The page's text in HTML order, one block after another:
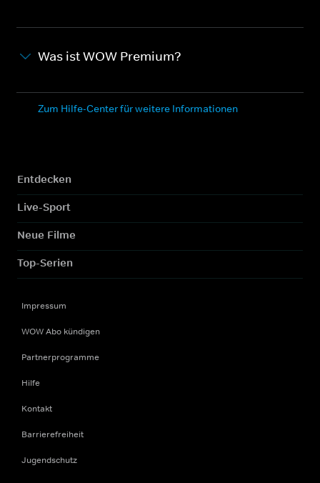
Was ist WOW Premium?
Zum Hilfe-Center für weitere Informationen
Entdecken
Live-Sport
Neue Filme
Top-Serien
Impressum
WOW Abo kündigen
Partnerprogramme
Hilfe
Kontakt
Barrierefreiheit
Jugendschutz